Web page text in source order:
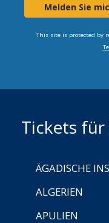
Melden Sie
This site is protected by
Tickets für
ÄGADISCHE
ALGERIEN
APULIEN